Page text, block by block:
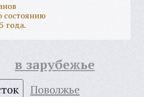
состоянию
года.
в зарубежье
Поволжье